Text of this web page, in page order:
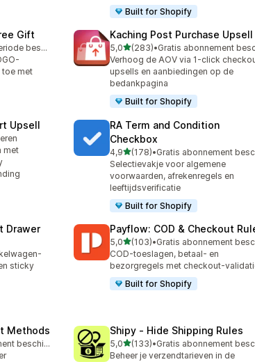
Built for Shopify
Gift
Gratis proefperiode beschikbaar
toe met
Kaching Post Purchase Upsell
5,0van 5 sterren
(283)
283 recensies in totaal
•
Verhoog de AOV via 1-click
upsells en aanbiedingen op de
bedankpagina
Built for Shopify
Upsell
met
RA Term and Condition
Checkbox
4,9van 5 sterren
(178)
178 recensies in totaal
•
Selectievakje voor algemene
voorwaarden, afrekenregels en
leeftijdsverificatie
Built for Shopify
Drawer
sticky
Payflow: COD & Checkout
5,0van 5 sterren
(103)
103 recensies in totaal
•
COD-toeslagen, betaal- en
bezorgregels met checkout-
Built for Shopify
Methods
Gratis abonnement beschikbaar
Shipy ‑ Hide Shipping Rules
5,0van 5 sterren
(133)
133 recensies in totaal
•
Beheer je verzendtarieven in de